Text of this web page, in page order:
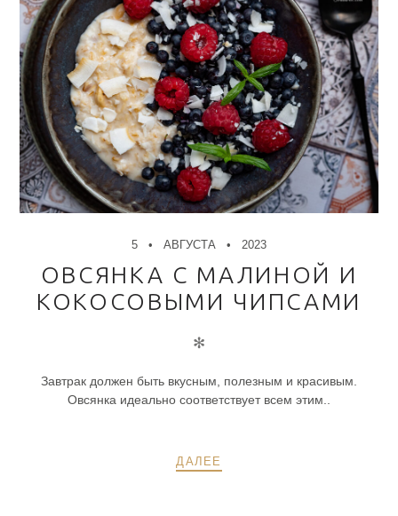
5 АВГУСТА 2023
ОВСЯНКА С МАЛИНОЙ И
КОКОСОВЫМИ ЧИПСАМИ
✻
Завтрак должен быть вкусным, полезным и красивым.
Овсянка идеально соответствует всем этим..
ДАЛЕЕ